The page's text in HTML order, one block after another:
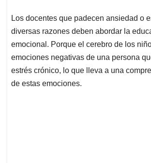
Los docentes que padecen ansiedad o
diversas razones deben abordar la
emocional. Porque el cerebro de los
emociones negativas de una persona
estrés crónico, lo que lleva a una
de estas emociones.